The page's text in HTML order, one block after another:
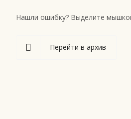
Нашли ошибку? Выделите
Перейти в архив